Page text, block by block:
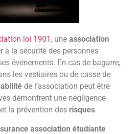
loi 1901 , une association
à la sécurité des personnes
événements. En cas de bagarre,
les vestiaires ou de casse de
de l’association peut être
démontrent une négligence
la prévention des risques.
association étudiante